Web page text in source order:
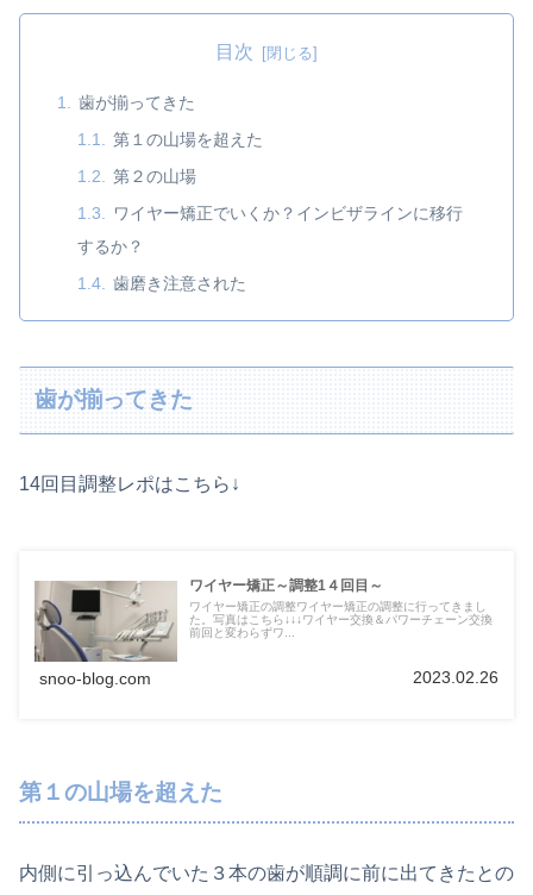
目次
歯が揃ってきた
第１の山場を超えた
第２の山場
ワイヤー矯正でいくか？インビザラインに移行
するか？
歯磨き注意された
歯が揃ってきた
14回目調整レポはこちら↓
ワイヤー矯正～調整1４回目～
ワイヤー矯正の調整ワイヤー矯正の調整に行ってきまし
た。写真はこちら↓↓↓ワイヤー交換＆パワーチェーン交換
前回と変わらずワ...
snoo-blog.com 2023.02.26
第１の山場を超えた
内側に引っ込んでいた３本の歯が順調に前に出てきたとの